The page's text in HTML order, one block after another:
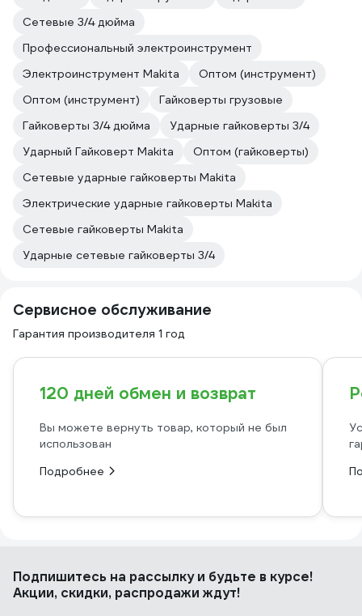
Сетевые 3/4 дюйма
Профессиональный электроинструмент
Электроинструмент Makita
Оптом (инструмент)
Оптом (инструмент)
Гайковерты грузовые
Гайковерты 3/4 дюйма
Ударные гайковерты 3/4
Ударный Гайковерт Makita
Оптом (гайковерты)
Сетевые ударные гайковерты Makita
Электрические ударные гайковерты Makita
Сетевые гайковерты Makita
Ударные сетевые гайковерты 3/4
Сервисное обслуживание
Гарантия производителя 1 год
120 дней обмен и возврат
Вы можете вернуть товар, который не был
использован
Подробнее
Подпишитесь на рассылкуи будьте в курсе!
Акции, скидки, распродажи ждут!